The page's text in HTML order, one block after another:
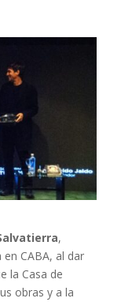
,
CABA, al dar
la Casa de
obras y a la